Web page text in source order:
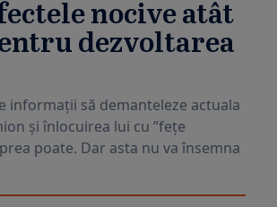
nocive atât
dezvoltarea
informații să demanteleze actuala
și înlocuirea lui cu ”fețe
poate. Dar asta nu va însemna